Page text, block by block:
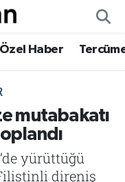
Özel Haber
mutabakatı
yürüttüğü
direniş
Fikstür